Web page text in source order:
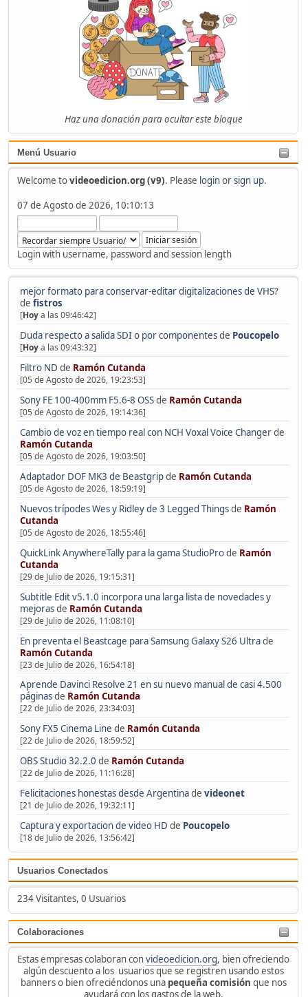
Haz una donación para ocultar este bloque
Menú Usuario
Welcome tovideoedicion.org (v9). Please loginorsign up.
07 de Agosto de 2026, 10:10:13
Login with username, password and session length
mejor formato para conservar-editar digitalizaciones de VHS?
de fistros
[Hoya las 09:46:42]
Duda respecto a salida SDI o por componentesde Poucopelo
[Hoya las 09:43:32]
Filtro ND de Ramón Cutanda
[05 de Agosto de 2026, 19:23:53]
Sony FE 100-400mm F5.6-8 OSSde Ramón Cutanda
[05 de Agosto de 2026, 19:14:36]
Cambio de voz en tiempo real con NCH Voxal Voice Changerde
Ramón Cutanda
[05 de Agosto de 2026, 19:03:50]
Adaptador DOF MK3 de Beastgripde Ramón Cutanda
[05 de Agosto de 2026, 18:59:19]
Nuevos trípodes Wes y Ridley de 3 Legged Thingsde Ramón
Cutanda
[05 de Agosto de 2026, 18:55:46]
QuickLink AnywhereTally para la gama StudioProde Ramón
Cutanda
[29 de Julio de 2026, 19:15:31]
Subtitle Edit v5.1.0 incorpora una larga lista de novedades y
mejorasde Ramón Cutanda
[29 de Julio de 2026, 11:08:10]
En preventa el Beastcage para Samsung Galaxy S26 Ultrade
Ramón Cutanda
[23 de Julio de 2026, 16:54:18]
Aprende Davinci Resolve 21 en su nuevo manual de casi 4.500
páginasde Ramón Cutanda
[22 de Julio de 2026, 23:34:03]
Sony FX5 Cinema Line de Ramón Cutanda
[22 de Julio de 2026, 18:59:52]
OBS Studio 32.2.0 de Ramón Cutanda
[22 de Julio de 2026, 11:16:28]
Felicitaciones honestas desde Argentinade videonet
[21 de Julio de 2026, 19:32:11]
Captura y exportacion de video HD de Poucopelo
[18 de Julio de 2026, 13:56:42]
Usuarios Conectados
234 Visitantes, 0 Usuarios
Colaboraciones
Estas empresas colaboran convideoedicion.org, bien ofreciendo
algún descuento a los usuarios que se registren usando estos
banners o bien ofreciéndonos una pequeña comisión que nos